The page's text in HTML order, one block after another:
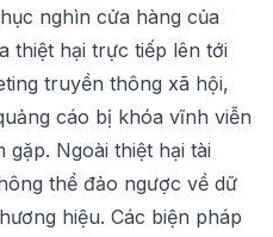
nghìn cửa hàng của
thiệt hại trực tiếp lên tới
truyền thông xã hội,
cáo bị khóa vĩnh viễn
Ngoài thiệt hại tài
thể đảo ngược về dữ
hiệu. Các biện pháp